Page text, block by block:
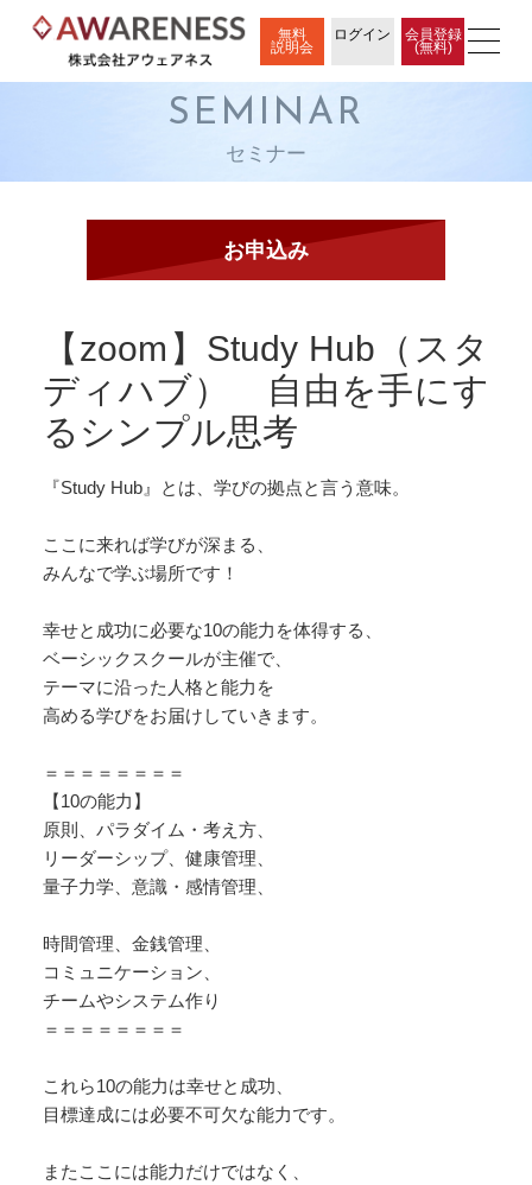
無料
説明会
ログイン
会員登録
(無料)
SEMINAR
セミナー
【zoom】Study Hub（スタ
ディハブ） 自由を手にす
るシンプル思考
『Study Hub』とは、学びの拠点と言う意味。
ここに来れば学びが深まる、
みんなで学ぶ場所です！
幸せと成功に必要な10の能力を体得する、
ベーシックスクールが主催で、
テーマに沿った人格と能力を
高める学びをお届けしていきます。
＝＝＝＝＝＝＝＝
【10の能力】
原則、パラダイム・考え方、
リーダーシップ、健康管理、
量子力学、意識・感情管理、
時間管理、金銭管理、
コミュニケーション、
チームやシステム作り
＝＝＝＝＝＝＝＝
これら10の能力は幸せと成功、
目標達成には必要不可欠な能力です。
またここには能力だけではなく、